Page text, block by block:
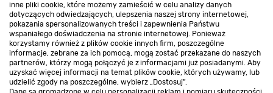
inne pliki cookie, które możemy zamieścić w celu analizy danych
dotyczących odwiedzających, ulepszenia naszej strony internetowej,
pokazania spersonalizowanych treści i zapewnienia Państwu
wspaniałego doświadczenia na stronie internetowej. Ponieważ
korzystamy również z plików cookie innych firm, poszczególne
informacje, zebrane za ich pomocą, mogą zostać przekazane do naszych
partnerów, którzy mogą połączyć je z informacjami już posiadanymi. Aby
uzyskać więcej informacji na temat plików cookie, których używamy, lub
udzielić zgody na poszczególne, wybierz „Dostosuj”.
Kontakt do sklepu
Strefa biznesu